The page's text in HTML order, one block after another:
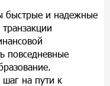
быстрые и надежные
повседневные
на пути к